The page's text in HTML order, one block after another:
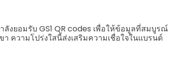
งยอมรับ GS1 QR codes เพื่อให้ข้อมูลที่สมบูรณ์
ความโปร่งใสนี้ส่งเสริมความเชื่อใจในแบรนด์